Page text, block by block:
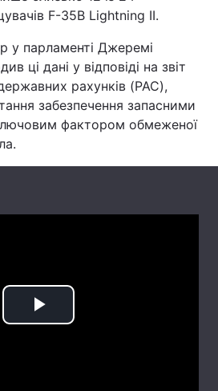
Погода
Статті
F-35B Lightning II.
у парламенті Джеремі
ці дані у відповіді на звіт
рахунків (PAC),
забезпечення запасними
фактором обмеженої
Play